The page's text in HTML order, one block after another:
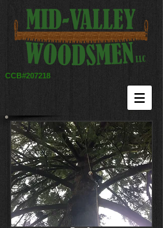
CCB#207218